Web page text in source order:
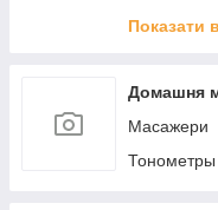
Вальгусні
Подушки
Устілки та
Показати
Домашня
Масажери
Тонометры